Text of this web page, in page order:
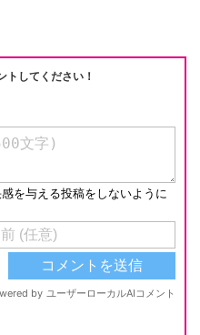
トしてください！